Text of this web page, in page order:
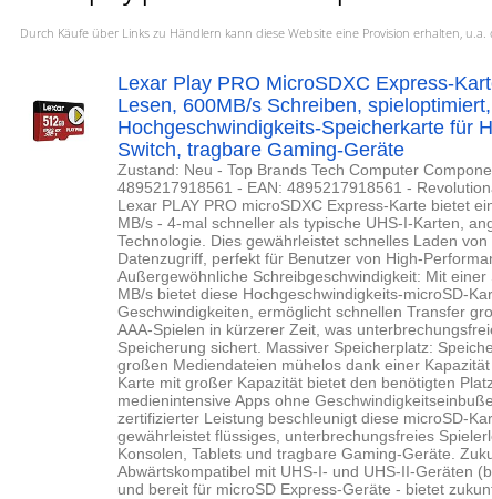
Durch Käufe über Links zu Händlern kann diese Website eine Provision erhalten,
Lexar Play PRO MicroSDXC Express-
Lesen, 600MB/s Schreiben,
Hochgeschwindigkeits-Speicherkarte für
Switch, tragbare Gaming-Geräte
Zustand: Neu - Top Brands Tech Computer
4895217918561 - EAN: 4895217918561 -
Lexar PLAY PRO microSDXC Express-Karte bietet
MB/s - 4-mal schneller als typische UHS-I-Karten,
Technologie. Dies gewährleistet schnelles Laden
Datenzugriff, perfekt für Benutzer von High-
Außergewöhnliche Schreibgeschwindigkeit: Mit
MB/s bietet diese Hochgeschwindigkeits-microSD-
Geschwindigkeiten, ermöglicht schnellen Transfer
AAA-Spielen in kürzerer Zeit, was
Speicherung sichert. Massiver Speicherplatz:
großen Mediendateien mühelos dank einer
Karte mit großer Kapazität bietet den benötigten
medienintensive Apps ohne
zertifizierter Leistung beschleunigt diese microSD-
gewährleistet flüssiges, unterbrechungsfreies
Konsolen, Tablets und tragbare Gaming-Geräte.
Abwärtskompatibel mit UHS-I- und UHS-II-Geräten
und bereit für microSD Express-Geräte - bietet